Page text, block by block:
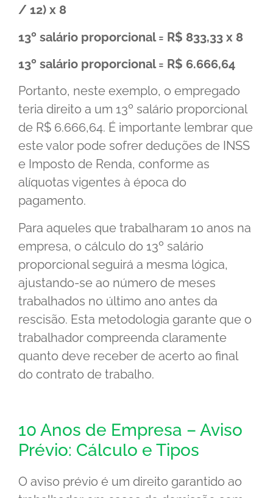
/ 12) x 8
13º salário proporcional = R$ 833,33 x 8
13º salário proporcional = R$ 6.666,64
Portanto, neste exemplo, o empregado
teria direito a um 13º salário proporcional
de R$ 6.666,64. É importante lembrar que
este valor pode sofrer deduções de INSS
e Imposto de Renda, conforme as
alíquotas vigentes à época do
pagamento.
Para aqueles que trabalharam 10 anos na
empresa, o cálculo do 13º salário
proporcional seguirá a mesma lógica,
ajustando-se ao número de meses
trabalhados no último ano antes da
rescisão. Esta metodologia garante que o
trabalhador compreenda claramente
quanto deve receber de acerto ao final
do contrato de trabalho.
10 Anos de Empresa – Aviso
Prévio: Cálculo e Tipos
O aviso prévio é um direito garantido ao